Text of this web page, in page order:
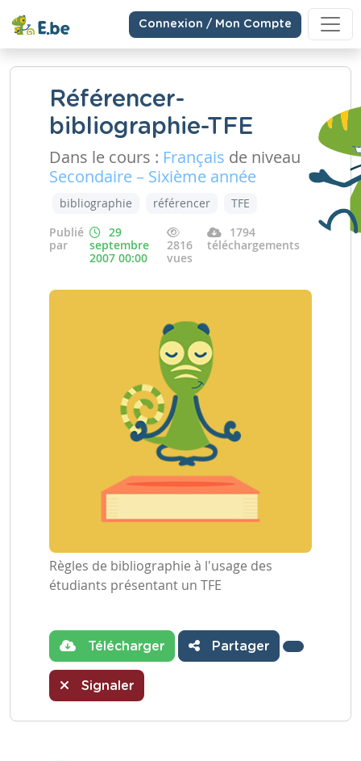
Connexion / Mon Compte
Référencer-
bibliographie-TFE
Dans le cours : Français de niveau
Secondaire – Sixième année
bibliographie référencer
TFE
Publié
par
29
septembre
2007 00:00
2816
vues
1794
téléchargements
Règles de bibliographie à l'usage des
étudiants présentant un TFE
Télécharger Partager
Signaler